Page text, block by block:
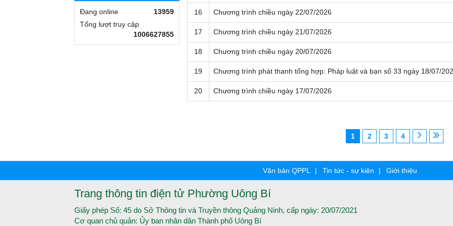
Đang online
13959
Tổng lượt truy cập
1006627855
16 Chương trình chiều ngày 22/07/2026
17 Chương trình chiều ngày 21/07/2026
18 Chương trình chiều ngày 20/07/2026
19 Chương trình phát thanh tổng hợp: Pháp luật và bạn số 33 ngày 18/07/
20 Chương trình chiều ngày 17/07/2026
1 2 3 4
Văn bản QPPL Tin tức - sự kiện Giới thiệu
Trang thông tin điện tử Phường Uông Bí
Giấy phép Số: 45 do Sở Thông tin và Truyền thông Quảng Ninh, cấp ngày: 20/07/2021
Cơ quan chủ quản: Ủy ban nhân dân Thành phố Uông Bí